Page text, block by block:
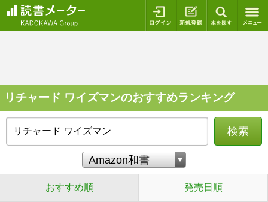
ログイン 新規登録
リチャード ワイズマンのおすすめランキング
検索
おすすめ順 発売日順